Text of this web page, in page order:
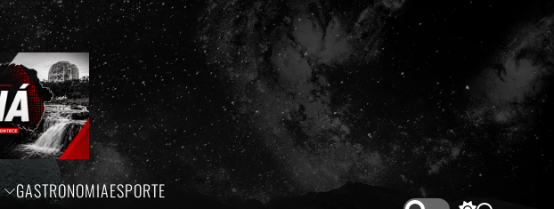
GASTRONOMIAESPORTE